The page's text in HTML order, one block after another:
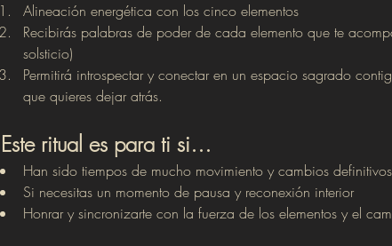
Alineación energética con los cinco elementos
Recibirás palabras de poder de cada elemento que te
solsticio)
Permitirá introspectar y conectar en un espacio sagrado
que quieres dejar atrás.
Este ritual es para ti si…
Han sido tiempos de mucho movimiento y cambios
Si necesitas un momento de pausa y reconexión interior
Honrar y sincronizarte con la fuerza de los elementos y el